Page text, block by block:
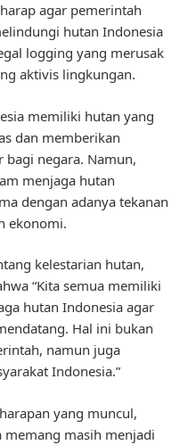
agar pemerintah
hutan Indonesia
logging yang merusak
aktivis lingkungan.
memiliki hutan yang
dan memberikan
bagi negara. Namun,
menjaga hutan
dengan adanya tekanan
ekonomi.
kelestarian hutan,
“Kita semua memiliki
hutan Indonesia agar
Hal ini bukan
namun juga
Indonesia.”
yang muncul,
memang masih menjadi